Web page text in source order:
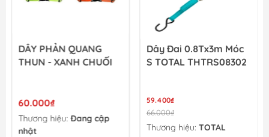
DÂY PHẢN QUANG
THUN - XANH CHUỐI
60.000₫
Thương hiệu: Đang cập
nhật
Dây Đai 0.8Tx3m Móc
S TOTAL THTRS08302
59.400₫
66.000₫
Thương hiệu: TOTAL